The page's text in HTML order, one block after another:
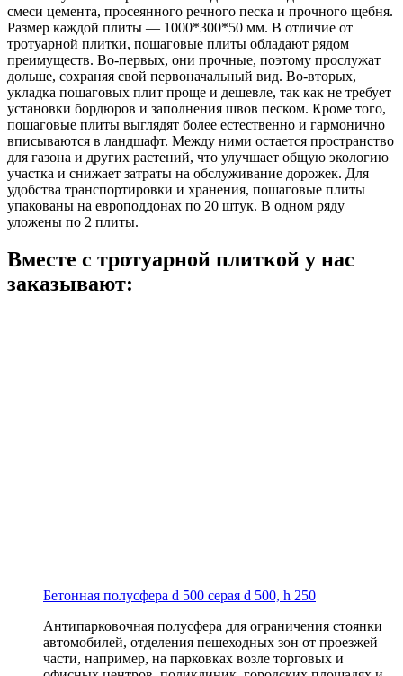
смеси цемента, просеянного речного песка и прочного щебня.
Размер каждой плиты — 1000*300*50 мм. В отличие от
тротуарной плитки, пошаговые плиты обладают рядом
преимуществ. Во-первых, они прочные, поэтому прослужат
дольше, сохраняя свой первоначальный вид. Во-вторых,
укладка пошаговых плит проще и дешевле, так как не требует
установки бордюров и заполнения швов песком. Кроме того,
пошаговые плиты выглядят более естественно и гармонично
вписываются в ландшафт. Между ними остается пространство
для газона и других растений, что улучшает общую экологию
участка и снижает затраты на обслуживание дорожек. Для
удобства транспортировки и хранения, пошаговые плиты
упакованы на европоддонах по 20 штук. В одном ряду
уложены по 2 плиты.
Вместе с тротуарной плиткой у нас
заказывают:
Бетонная полусфера d 500 серая d 500, h 250
Антипарковочная полусфера для ограничения стоянки
автомобилей, отделения пешеходных зон от проезжей
части, например, на парковках возле торговых и